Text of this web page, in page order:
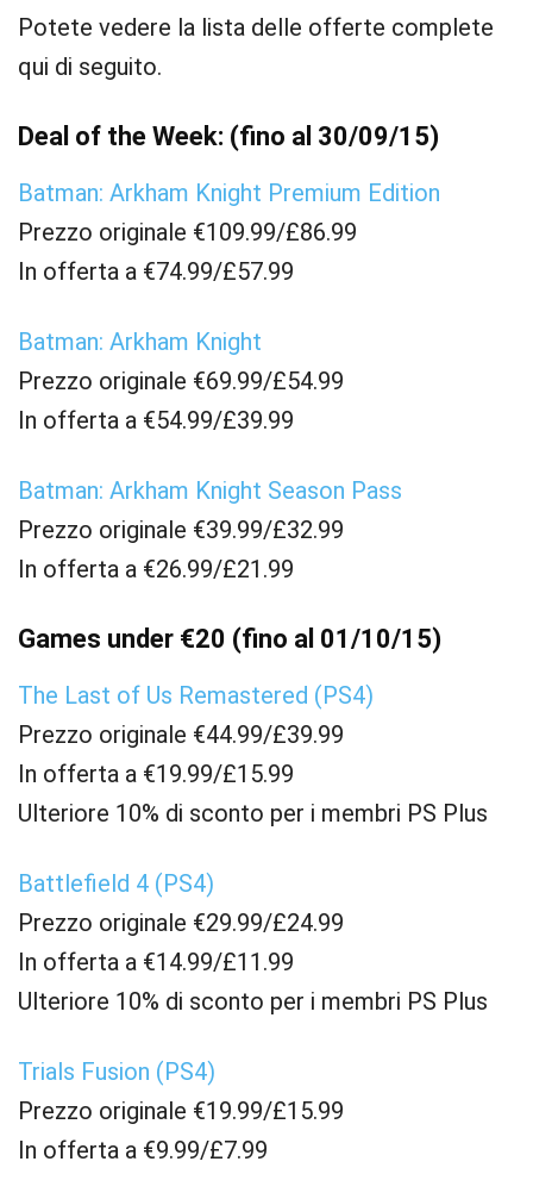
Potete vedere la lista delle offerte complete
qui di seguito.
Deal of the Week: (fino al 30/09/15)
Batman: Arkham Knight Premium Edition
Prezzo originale €109.99/£86.99
In offerta a €74.99/£57.99
Batman: Arkham Knight
Prezzo originale €69.99/£54.99
In offerta a €54.99/£39.99
Batman: Arkham Knight Season Pass
Prezzo originale €39.99/£32.99
In offerta a €26.99/£21.99
Games under €20 (fino al 01/10/15)
The Last of Us Remastered (PS4)
Prezzo originale €44.99/£39.99
In offerta a €19.99/£15.99
Ulteriore 10% di sconto per i membri PS Plus
Battlefield 4 (PS4)
Prezzo originale €29.99/£24.99
In offerta a €14.99/£11.99
Ulteriore 10% di sconto per i membri PS Plus
Trials Fusion (PS4)
Prezzo originale €19.99/£15.99
In offerta a €9.99/£7.99